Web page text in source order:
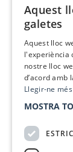
Aquest
galetes
Aquest lloc
l'experiència
nostre lloc
d’acord amb
Llegir-ne més
MOSTRA